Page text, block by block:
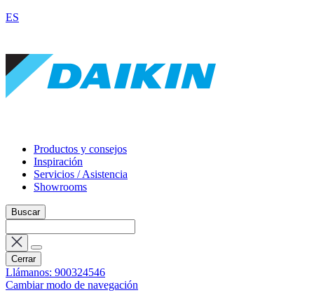
ES
Productos y consejos
Inspiración
Servicios / Asistencia
Showrooms
Buscar
Cerrar
Llámanos: 900324546
Cambiar modo de navegación